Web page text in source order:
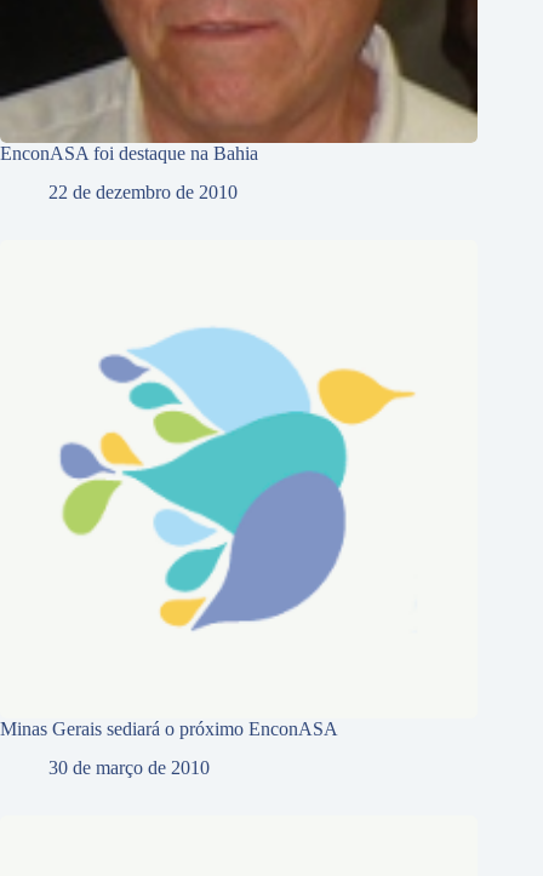
EnconASA foi destaque na Bahia
22 de dezembro de 2010
Minas Gerais sediará o próximo EnconASA
30 de março de 2010